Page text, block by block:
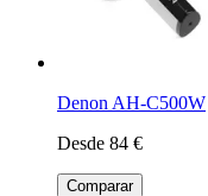
Denon AH-C500W
Desde 84 €
Comparar